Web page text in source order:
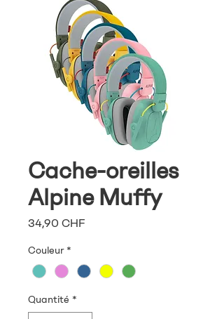
Cache-oreilles
Alpine Muffy
34,90 CHFPrix
Couleur *
Quantité *